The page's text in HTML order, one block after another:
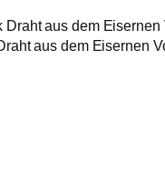
aus dem Eisernen